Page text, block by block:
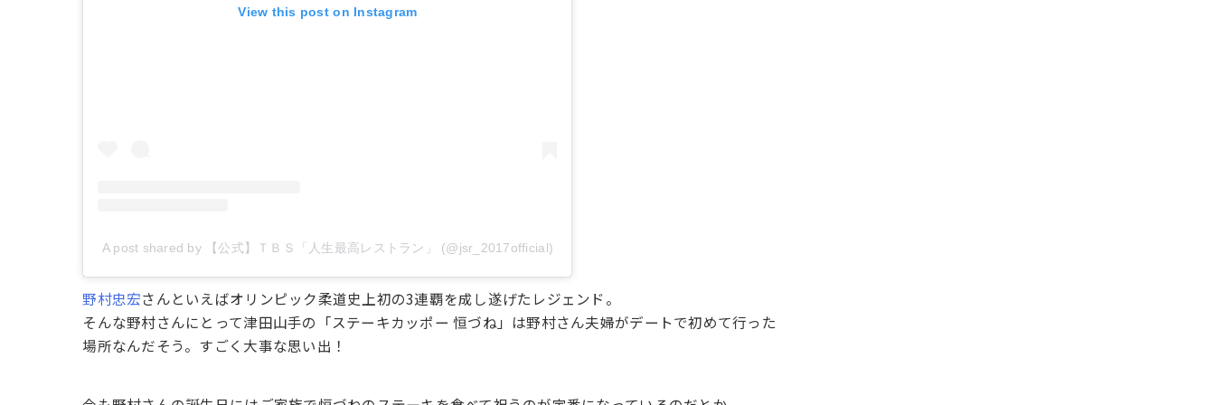
View this post on Instagram
A post shared by 【公式】ＴＢＳ「人生最高レストラン」 (@jsr_2017official)
野村忠宏さんといえばオリンピック柔道史上初の3連覇を成し遂げたレジェンド。
そんな野村さんにとって津田山手の「ステーキカッポー 恒づね」は野村さん夫婦がデートで初めて行った
場所なんだそう。すごく大事な思い出！